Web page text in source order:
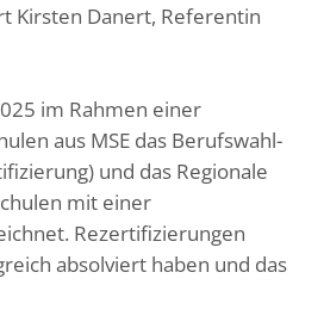
Kirsten Danert, Referentin
im Rahmen einer
aus MSE das Berufswahl-
und das Regionale
mit einer
Rezertifizierungen
absolviert haben und das